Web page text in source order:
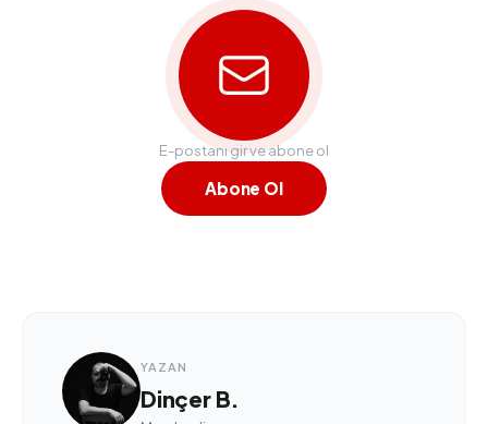
E-postanı gir ve abone ol
Abone Ol
YAZAN
Dinçer B.